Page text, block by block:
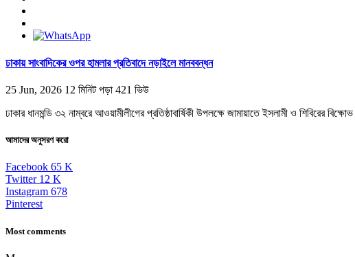
ঢাকায় সাংবাদিকের ওপর হামলার প্রতিবাদে নড়াইলে মানববন্ধন
25 Jun, 2026 12 মিনিট পড়া 421 ভিউ
ঢাকার ধানমন্ডি ৩২ নাম্বরে আওয়ামীলীগের প্রতিষ্ঠাবার্ষিকী উপলক্ষে জামায়াতে ইসলামী ও শিবিরের
আমাদের অনুসরণ করো
Facebook 65 K
Twitter 12 K
Instagram 678
Pinterest
Most comments